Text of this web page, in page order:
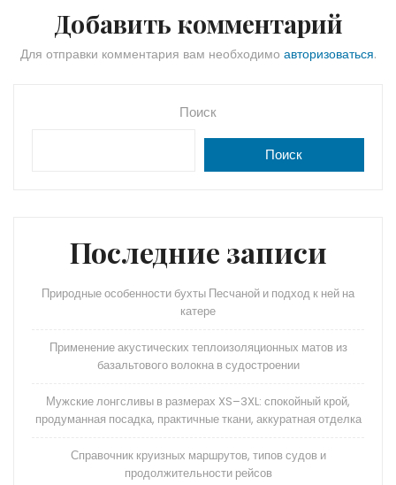
ts
A
gr
a
o
kl
s
ni
а
в
Добавить комментарий
Для отправки комментария вам необходимо авторизоваться.
Поиск
Поиск
Последние записи
Природные особенности бухты Песчаной и подход к ней на
катере
Применение акустических теплоизоляционных матов из
базальтового волокна в судостроении
Мужские лонгсливы в размерах XS–3XL: спокойный крой,
продуманная посадка, практичные ткани, аккуратная отделка
Справочник круизных маршрутов, типов судов и
продолжительности рейсов